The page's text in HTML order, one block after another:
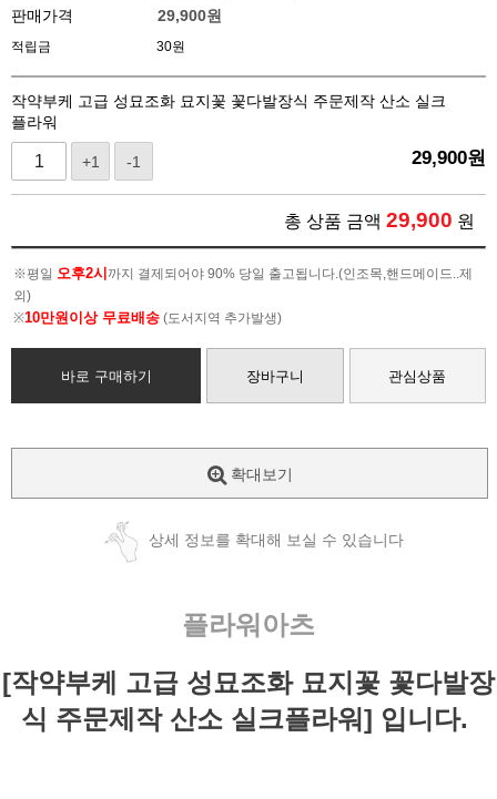
판매가격
29,900원
적립금 30원
작약부케 고급 성묘조화 묘지꽃 꽃다발장식 주문제작 산소 실크
플라워
+1 -1 29,900원
총 상품 금액 29,900 원
※평일 오후2시 까지 결제되어야 90% 당일 출고됩니다.(인조목,핸드메이드..제
외)
※10만원이상 무료배송 (도서지역 추가발생)
바로 구매하기 장바구니 관심상품
확대보기
상세 정보를 확대해 보실 수 있습니다
플라워아츠
[작약부케 고급 성묘조화 묘지꽃 꽃다발장
식 주문제작 산소 실크플라워] 입니다.